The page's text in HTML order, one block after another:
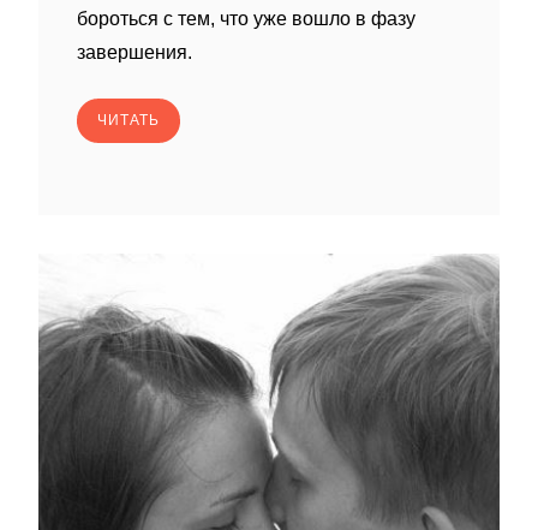
бороться с тем, что уже вошло в фазу
завершения.
ЧИТАТЬ